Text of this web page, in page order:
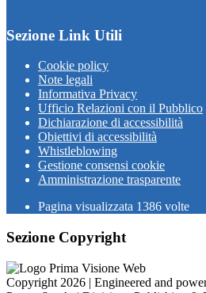
Sezione Link Utili
Cookie policy
Note legali
Informativa Privacy
Ufficio Relazioni con il Pubblico
Dichiarazione di accessibilità
Obiettivi di accessibilità
Whistleblowing
Gestione consensi cookie
Amministrazione trasparente
Pagina visualizzata 1386 volte
Sezione Copyright
Copyright 2026 | Engineered and